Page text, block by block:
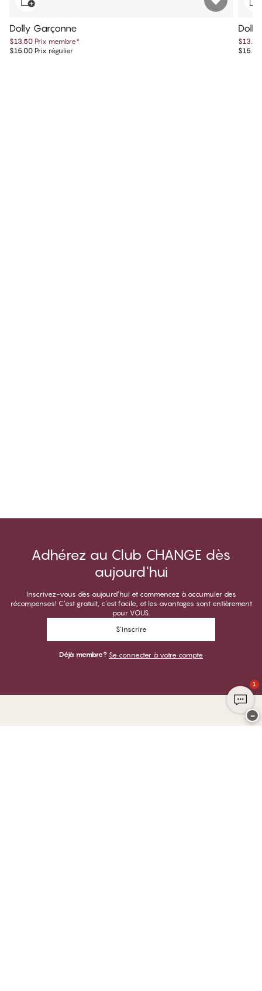
Dolly Garçonne
$13.50 Prix membre*
$15.00 Prix régulier
$13.50
$15.00
Adhérez au Club CHANGE dès
aujourd'hui
Inscrivez-vous dès aujourd’hui et commencez à accumuler des
récompenses! C’est gratuit, c’est facile, et les avantages sont entièrement
pour VOUS.
S'inscrire
Déjà membre? Se connecter à votre compte
1
−